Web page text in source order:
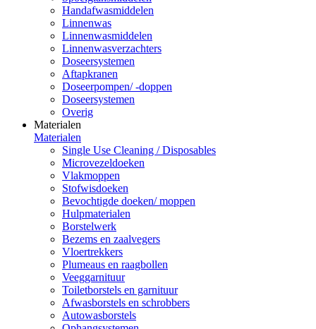
Handafwasmiddelen
Linnenwas
Linnenwasmiddelen
Linnenwasverzachters
Doseersystemen
Aftapkranen
Doseerpompen/ -doppen
Doseersystemen
Overig
Materialen
Materialen
Single Use Cleaning / Disposables
Microvezeldoeken
Vlakmoppen
Stofwisdoeken
Bevochtigde doeken/ moppen
Hulpmaterialen
Borstelwerk
Bezems en zaalvegers
Vloertrekkers
Plumeaus en raagbollen
Veeggarnituur
Toiletborstels en garnituur
Afwasborstels en schrobbers
Autowasborstels